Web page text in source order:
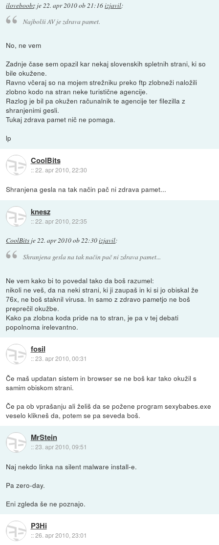
iloveboobz je22. apr 2010 ob 21:16izjavil:
Najbolši AV je zdrava pamet.
No, ne vem
Zadnje čase sem opazil kar nekaj slovenskih spletnih strani, ki so
bile okužene.
Ravno včeraj so na mojem strežniku preko ftp zlobneži naložili
zlobno kodo na stran neke turistične agencije.
Razlog je bil pa okužen računalnik te agencije ter filezilla z
shranjenimi gesli.
Tukaj zdrava pamet nič ne pomaga.
lp
CoolBits
::22. apr 2010, 22:30
Shranjena gesla na tak način pač ni zdrava pamet...
knesz
::22. apr 2010, 22:35
CoolBits je22. apr 2010 ob 22:30izjavil:
Shranjena gesla na tak način pač ni zdrava pamet...
Ne vem kako bi to povedal tako da boš razumel:
nikoli ne veš, da na neki strani, ki ji zaupaš in ki si jo obiskal že
76x, ne boš staknil virusa. In samo z zdravo pametjo ne boš
preprečil okužbe.
Kako pa zlobna koda pride na to stran, je pa v tej debati
popolnoma irelevantno.
fosil
::23. apr 2010, 00:31
Če maš updatan sistem in browser se ne boš kar tako okužil s
samim obiskom strani.
Če pa ob vprašanju ali želiš da se požene program sexybabes.exe
veselo klikneš da, potem se pa seveda boš.
MrStein
::23. apr 2010, 09:51
Naj nekdo linka na silent malware install-e.
Pa zero-day.
Eni zgleda še ne poznajo.
P3Hi
::26. apr 2010, 23:01